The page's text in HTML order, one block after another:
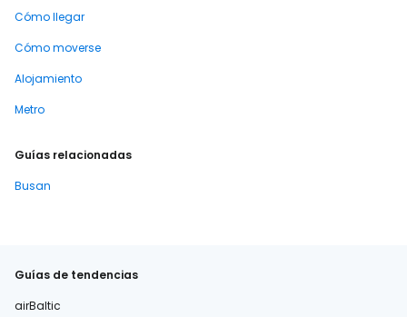
Cómo llegar
Cómo moverse
Alojamiento
Metro
Guías relacionadas
Busan
Guías de tendencias
airBaltic